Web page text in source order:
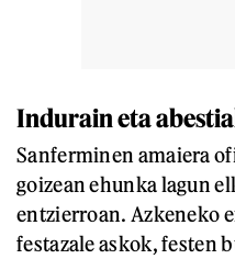
Indurain eta
Sanferminen amaiera
goizean ehunka lagun
entzierroan. Azkeneko
festazale askok, festen